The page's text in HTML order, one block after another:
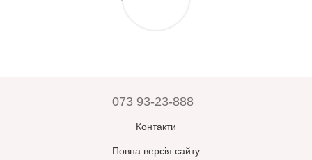
073 93-23-888
Контакти
Повна версія сайту